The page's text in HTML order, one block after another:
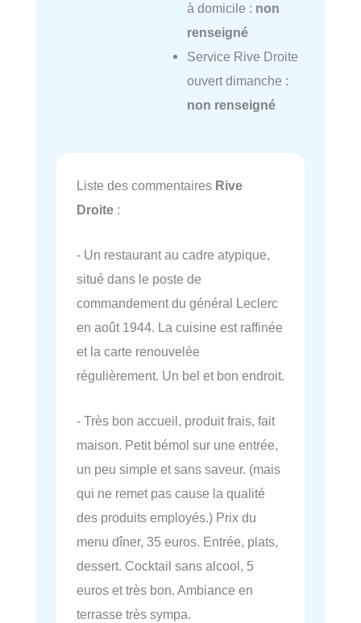
à domicile : non
renseigné
Service Rive Droite
ouvert dimanche :
non renseigné
Liste des commentaires Rive
Droite :
- Un restaurant au cadre atypique,
situé dans le poste de
commandement du général Leclerc
en août 1944. La cuisine est raffinée
et la carte renouvelée
régulièrement. Un bel et bon endroit.
- Très bon accueil, produit frais, fait
maison. Petit bémol sur une entrée,
un peu simple et sans saveur. (mais
qui ne remet pas cause la qualité
des produits employés.) Prix du
menu dîner, 35 euros. Entrée, plats,
dessert. Cocktail sans alcool, 5
euros et très bon. Ambiance en
terrasse très sympa.